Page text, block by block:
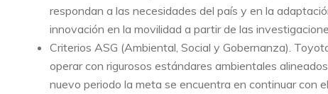
respondan a las necesidades del país y en la
innovación en la movilidad a partir de las
Criterios ASG (Ambiental, Social y Gobernanza).
operar con rigurosos estándares ambientales
nuevo periodo la meta se encuentra en continuar con